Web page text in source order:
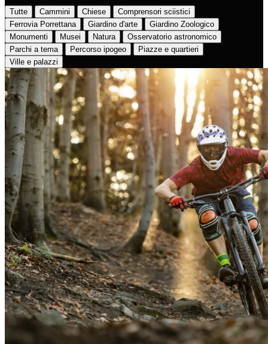
Tutte Cammini Chiese
Comprensori sciistici
Ferrovia Porrettana
Giardino d'arte
Giardino Zoologico
Monumenti
Musei Natura
Osservatorio astronomico
Parchi a tema
Percorso ipogeo
Piazze e quartieri
Ville e palazzi